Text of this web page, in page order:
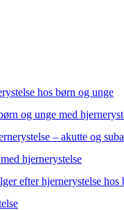
hos børn og unge
og unge med
– akutte og
hjernerystelse
efter hjernerystelse hos